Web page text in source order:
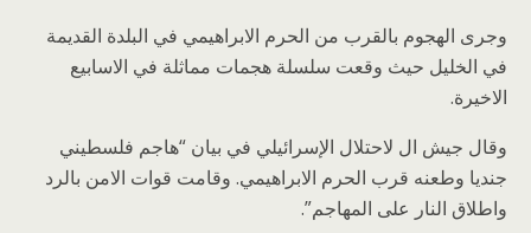
وجرى الهجوم بالقرب من الحرم الابراهيمي في البلدة القديمة
في الخليل حيث وقعت سلسلة هجمات مماثلة في الاسابيع
الاخيرة.
وقال جيش ال لاحتلال الإسرائيلي في بيان “هاجم فلسطيني
جنديا وطعنه قرب الحرم الابراهيمي. وقامت قوات الامن بالرد
واطلاق النار على المهاجم”.